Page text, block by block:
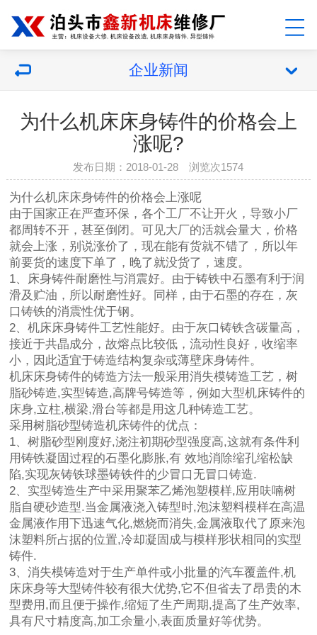
企业新闻
为什么机床床身铸件的价格会上
涨呢?
发布日期：2018-01-28 浏览次1574
为什么机床床身铸件的价格会上涨呢
由于国家正在严查环保，各个工厂不让开火，导致小厂
都周转不开，甚至倒闭。可见大厂的活就会量大，价格
就会上涨，别说涨价了，现在能有货就不错了，所以年
前要货的速度下单了，晚了就没货了，速度。
1、床身铸件耐磨性与消震好。由于铸铁中石墨有利于润
滑及贮油，所以耐磨性好。同样，由于石墨的存在，灰
口铸铁的消震性优于钢。
2、机床床身铸件工艺性能好。由于灰口铸铁含碳量高，
接近于共晶成分，故熔点比较低，流动性良好，收缩率
小，因此适宜于铸造结构复杂或薄壁床身铸件。
机床床身铸件的铸造方法一般采用消失模铸造工艺，树
脂砂铸造,实型铸造,高牌号铸造等，例如大型机床铸件的
床身,立柱,横梁,滑台等都是用这几种铸造工艺。
采用树脂砂型铸造机床铸件的优点：
1、树脂砂型刚度好,浇注初期砂型强度高,这就有条件利
用铸铁凝固过程的石墨化膨胀,有 效地消除缩孔缩松缺
陷,实现灰铸铁球墨铸铁件的少冒口无冒口铸造.
2、实型铸造生产中采用聚苯乙烯泡塑模样,应用呋喃树
脂自硬砂造型.当金属液浇入铸型时,泡沫塑料模样在高温
金属液作用下迅速气化,燃烧而消失,金属液取代了原来泡
沫塑料所占据的位置,冷却凝固成与模样形状相同的实型
铸件.
3、消失模铸造对于生产单件或小批量的汽车覆盖件,机
床床身等大型铸件较有很大优势,它不但省去了昂贵的木
型费用,而且便于操作,缩短了生产周期,提高了生产效率,
具有尺寸精度高,加工余量小,表面质量好等优势。